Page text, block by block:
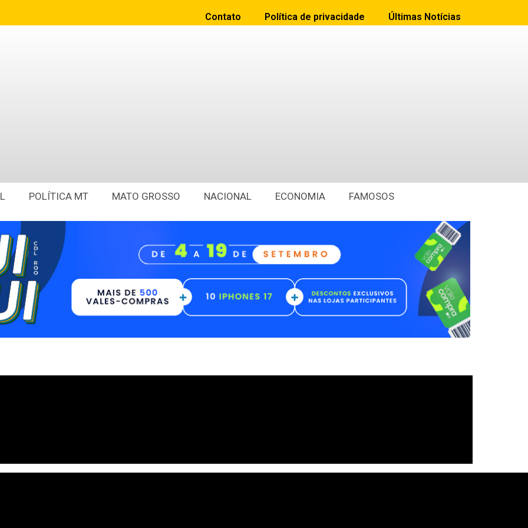
Contato Política de privacidade Últimas Notícias
POLÍTICA MT MATO GROSSO NACIONAL ECONOMIA FAMOSOS